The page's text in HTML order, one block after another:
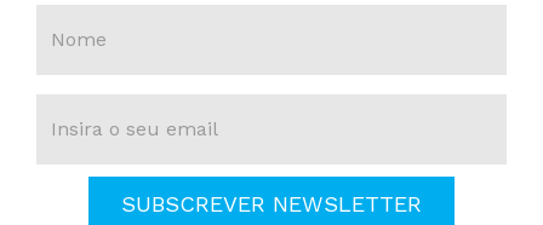
SUBSCREVER NEWSLETTER